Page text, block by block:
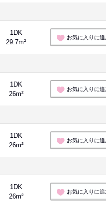
1DK
29.7m²
お気に入りに追
1DK
26m²
お気に入りに追
1DK
26m²
お気に入りに追
1DK
26m²
お気に入りに追